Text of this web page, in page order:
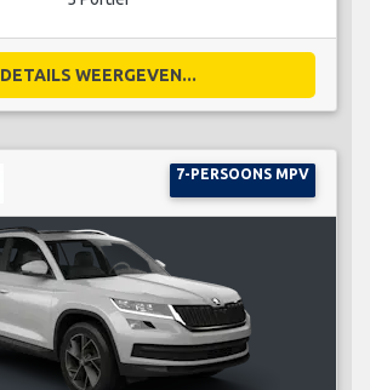
DETAILS WEERGEVEN...
7-PERSOONS MPV